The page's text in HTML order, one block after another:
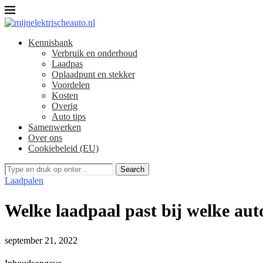
Kennisbank
Verbruik en onderhoud​
Laadpas
Oplaadpunt en stekker
Voordelen
Kosten
Overig
Auto tips
Samenwerken
Over ons
Cookiebeleid (EU)
Search
Laadpalen
Welke laadpaal past bij welke
september 21, 2022